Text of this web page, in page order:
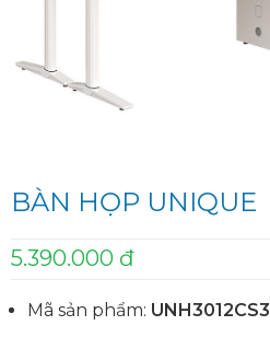
BÀN HỌP UNIQUE
5.390.000 đ
Mã sản phẩm: UNH3012CS3